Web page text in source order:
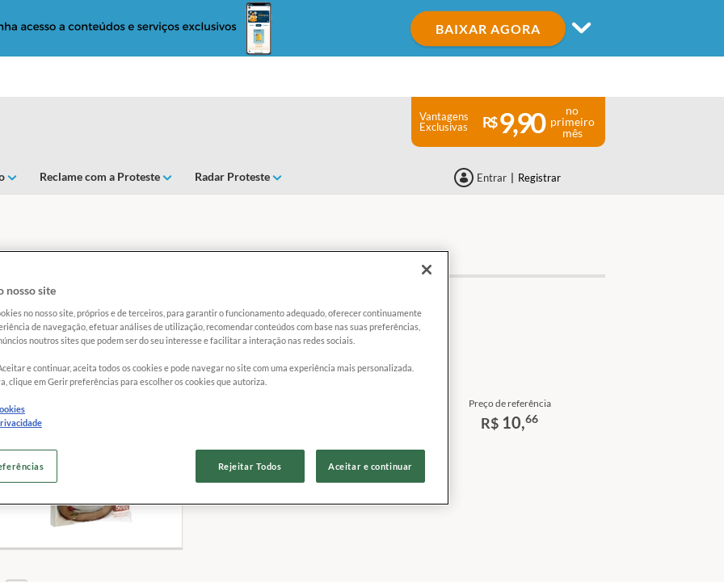
BAIXAR AGORA
Reclame com a Proteste Radar Proteste Entrar Registrar
Vantagens
Exclusivas
9,90
no
primeiro
mês
GOMA PARA TAPIOCA
Site:Clique aqui
Preço de referência
R$ 10,66
nosso site
no nosso site, próprios e de terceiros, para garantir o funcionamento adequado, oferecer continuamente
de navegação, efetuar análises de utilização, recomendar conteúdos com base nas suas preferências,
noutros sites que podem ser do seu interesse e facilitar a interação nas redes sociais.
e continuar, aceita todos os cookies e pode navegar no site com uma experiência mais personalizada.
clique em Gerir preferências para escolher os cookies que autoriza.
Rejeitar Todos Aceitar e continuar